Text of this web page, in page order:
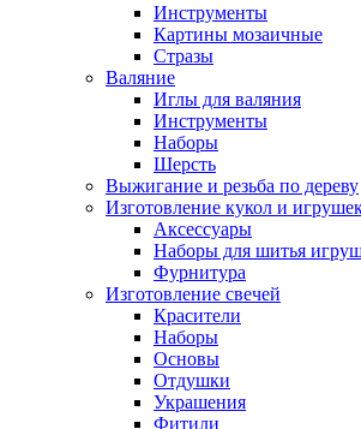
Инструменты
Картины мозаичные
Стразы
Валяние
Иглы для валяния
Инструменты
Наборы
Шерсть
Выжигание и резьба по дереву
Изготовление кукол и
Аксессуары
Наборы для шитья
Фурнитура
Изготовление свечей
Красители
Наборы
Основы
Отдушки
Украшения
Фитили